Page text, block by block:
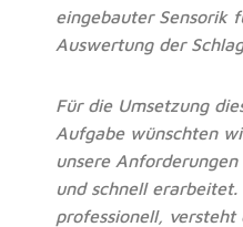
eingebauter Sensorik
Auswertung der
Für die Umsetzung
Aufgabe wünschten
unsere
und schnell
professionell, versteht